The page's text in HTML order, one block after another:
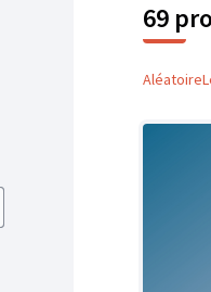
69
Aléatoire